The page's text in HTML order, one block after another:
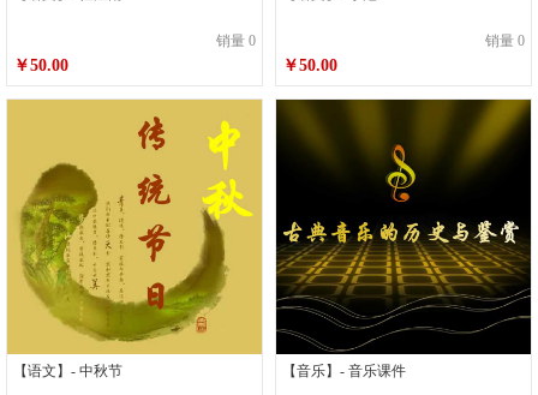
销量 0
￥50.00
销量 0
￥50.00
【语文】- 中秋节 【音乐】- 音乐课件